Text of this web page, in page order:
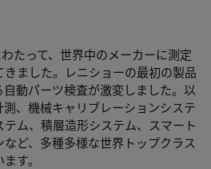
たって、世界中のメーカーに測定
ました。レニショーの最初の製品
動パーツ検査が激変しました。以
、機械キャリブレーションシステ
ム、積層造形システム、スマート
ど、多種多様な世界トップクラス
す。